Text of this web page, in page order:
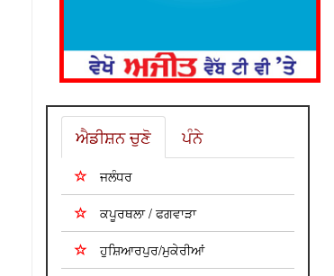
ਐਡੀਸ਼ਨ ਚੁਣੋ ਪੰਨੇ
ਜਲੰਧਰ
ਕਪੂਰਥਲਾ / ਫਗਵਾੜਾ
ਹੁਸ਼ਿਆਰਪੁਰ/ਮੁਕੇਰੀਆਂ